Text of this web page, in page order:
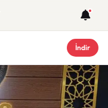
İndir